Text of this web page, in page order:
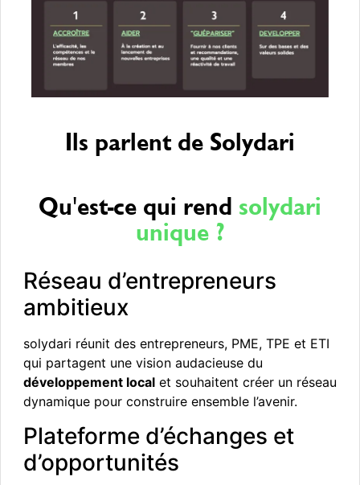
Ils parlent de Solydari
Qu'est-ce qui rend solydari
unique ?
Réseau d’entrepreneurs
ambitieux
solydari réunit des entrepreneurs, PME, TPE et ETI
qui partagent une vision audacieuse du
développement localet souhaitent créer un réseau
dynamique pour construire ensemble l’avenir.
Plateforme d’échanges et
d’opportunités